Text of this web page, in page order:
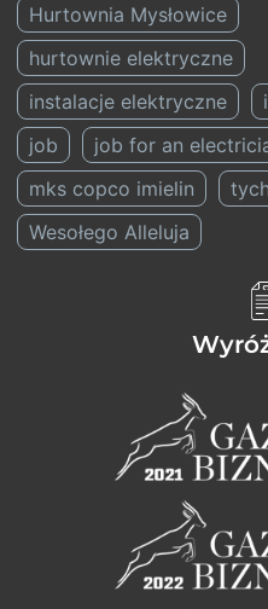
Hurtownia Mysłowice
hurtownie elektryczne
instalacje elektryczne
job
job for an
mks copco imielin
Wesołego Alleluja